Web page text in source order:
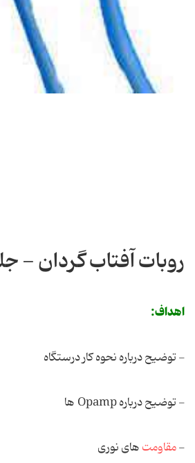
روبات آفتاب گردان
اهداف:
- توضیح درباره نحوه کار درستگاه
- توضیح درباره Opamp ها
-مقاومتهای نوری